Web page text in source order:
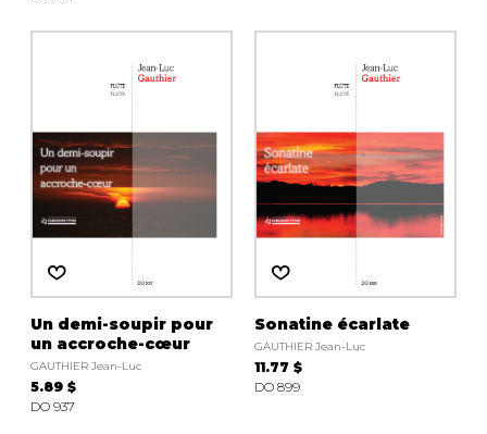
Un demi-soupir pour
un accroche-cœur
GAUTHIER Jean-Luc
5.89 $
DO 937
Sonatine écarlate
GAUTHIER Jean-Luc
11.77 $
DO 899